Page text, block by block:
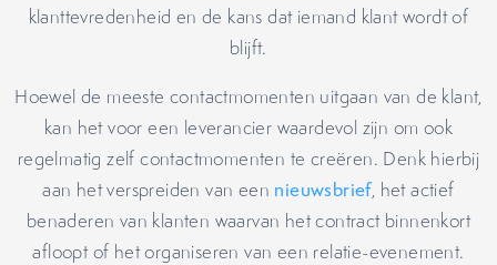
klanttevredenheid en de kans dat iemand klant wordt of
blijft.
Hoewel de meeste contactmomenten uitgaan van de klant,
kan het voor een leverancier waardevol zijn om ook
regelmatig zelf contactmomenten te creëren. Denk hierbij
aan het verspreiden van een nieuwsbrief, het actief
benaderen van klanten waarvan het contract binnenkort
afloopt of het organiseren van een relatie-evenement.